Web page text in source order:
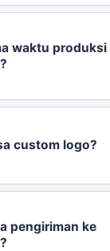
waktu produksi
custom logo?
pengiriman ke